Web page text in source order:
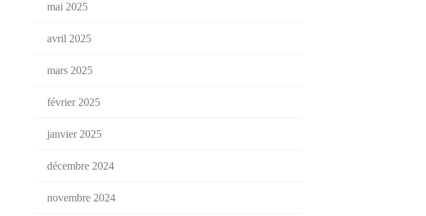
mai 2025
avril 2025
mars 2025
février 2025
janvier 2025
décembre 2024
novembre 2024